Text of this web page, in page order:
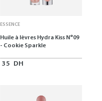
ESSENCE
Huile à lèvres Hydra Kiss N°09
- Cookie Sparkle
35 DH